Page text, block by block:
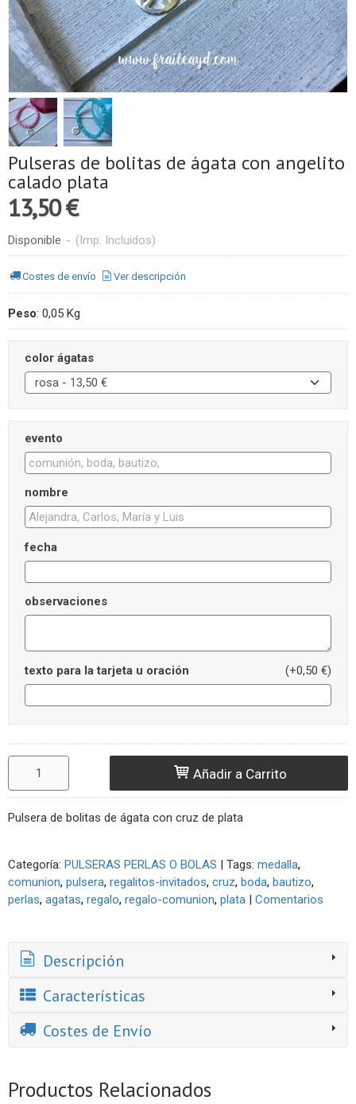
Pulseras de bolitas de ágata con angelito
calado plata
13,50 €
Disponible - (Imp. Incluidos)
Costes de envío Ver descripción
Peso: 0,05 Kg
color ágatas
evento
nombre
fecha
observaciones
texto para la tarjeta u oración (+0,50 €)
Añadir a Carrito
Pulsera de bolitas de ágata con cruz de plata
Categoría: PULSERAS PERLAS O BOLAS | Tags: medalla
comunion pulsera regalitos-invitados cruz boda bautizo
perlas agatas regalo regalo-comunion plata | Comentarios
Descripción
Características
Costes de Envío
Productos Relacionados